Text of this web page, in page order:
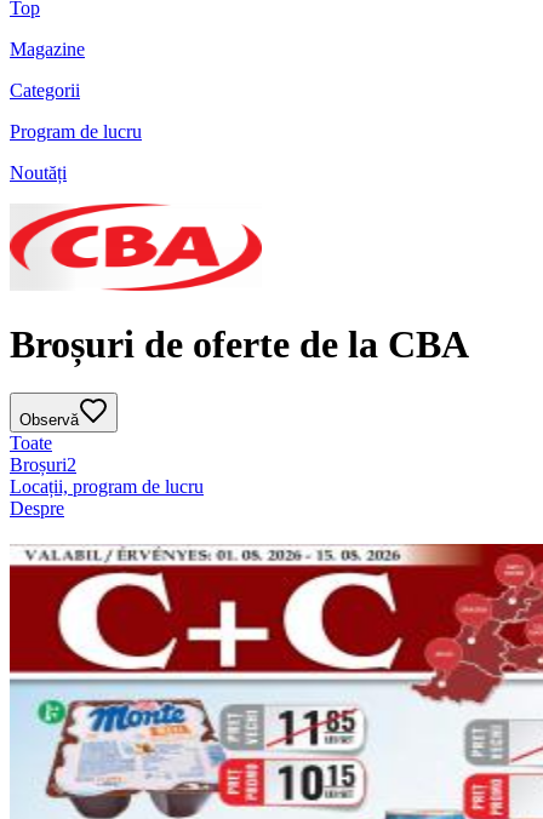
Top
Magazine
Categorii
Program de lucru
Noutăți
Broșuri de oferte de la CBA
Observă
Toate
Broșuri2
Locații, program de lucru
Despre